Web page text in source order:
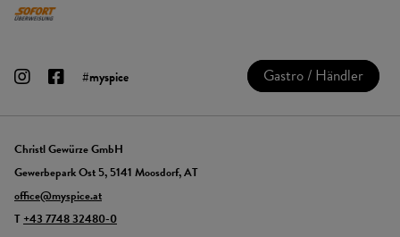
Gastro / Händler
#myspice
Christl Gewürze GmbH
Gewerbepark Ost 5, 5141 Moosdorf, AT
office@myspice.at
T +43 7748 32480-0